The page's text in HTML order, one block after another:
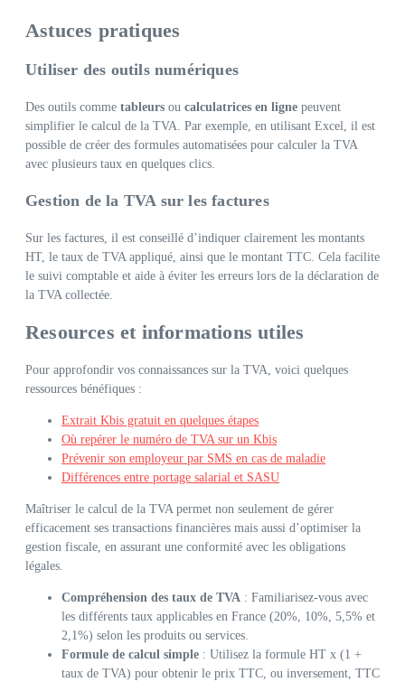
Astuces pratiques
Utiliser des outils numériques
Des outils comme tableurs ou calculatrices en ligne peuvent
simplifier le calcul de la TVA. Par exemple, en utilisant Excel, il est
possible de créer des formules automatisées pour calculer la TVA
avec plusieurs taux en quelques clics.
Gestion de la TVA sur les factures
Sur les factures, il est conseillé d’indiquer clairement les montants
HT, le taux de TVA appliqué, ainsi que le montant TTC. Cela facilite
le suivi comptable et aide à éviter les erreurs lors de la déclaration de
la TVA collectée.
Resources et informations utiles
Pour approfondir vos connaissances sur la TVA, voici quelques
ressources bénéfiques :
Extrait Kbis gratuit en quelques étapes
Où repérer le numéro de TVA sur un Kbis
Prévenir son employeur par SMS en cas de maladie
Différences entre portage salarial et SASU
Maîtriser le calcul de la TVA permet non seulement de gérer
efficacement ses transactions financières mais aussi d’optimiser la
gestion fiscale, en assurant une conformité avec les obligations
légales.
Compréhension des taux de TVA : Familiarisez-vous avec
les différents taux applicables en France (20%, 10%, 5,5% et
2,1%) selon les produits ou services.
Formule de calcul simple : Utilisez la formule HT x (1 +
taux de TVA) pour obtenir le prix TTC, ou inversement, TTC